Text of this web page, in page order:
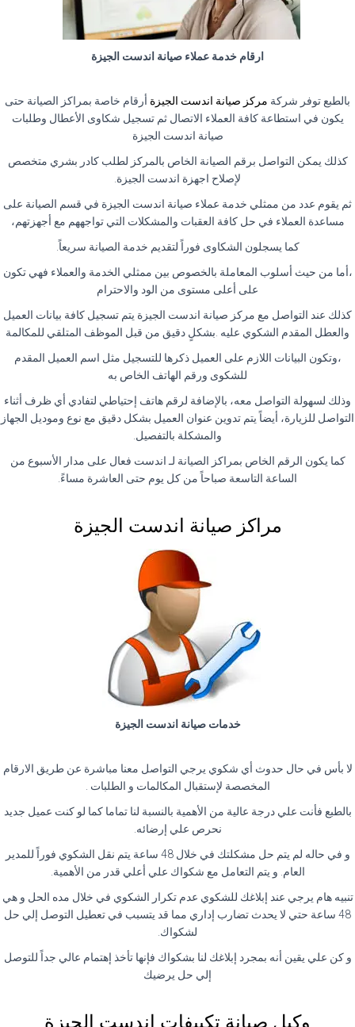
ارقام خدمة عملاء صيانة اندست الجيزة
بالطبع توفر شركة مركز صيانة اندست الجيزة أرقام خاصة بمراكز الصيانة حتى
يكون في استطاعة كافة العملاء الاتصال ثم تسجيل شكاوى الأعطال وطلبات
صيانة اندست الجيزة
كذلك يمكن التواصل برقم الصيانة الخاص بالمركز لطلب كادر بشري متخصص
لإصلاح اجهزة اندست الجيزة.
ثم يقوم عدد من ممثلي خدمة عملاء صيانة اندست الجيزة في قسم الصيانة على
مساعدة العملاء في حل كافة العقبات والمشكلات التي تواجههم مع أجهزتهم،
كما يسجلون الشكاوى فوراً لتقديم خدمة الصيانة سريعاً.
،أما من حيث أسلوب المعاملة بالخصوص بين ممثلي الخدمة والعملاء فهي تكون
على أعلى مستوى من الود والاحترام
كذلك عند التواصل مع مركز صيانة اندست الجيزة يتم تسجيل كافة بيانات العميل
والعطل المقدم الشكوي عليه .بشكلٍ دقيق من قبل الموظف المتلقي للمكالمة
،وتكون البيانات اللازم على العميل ذكرها للتسجيل مثل اسم العميل المقدم
للشكوى ورقم الهاتف الخاص به
وذلك لسهولة التواصل معه، بالإضافة لرقم هاتف إحتياطي لتفادي أي ظرف أثناء
التواصل للزيارة، أيضاً يتم تدوين عنوان العميل بشكل دقيق مع نوع وموديل الجهاز
والمشكلة بالتفصيل.
كما يكون الرقم الخاص بمراكز الصيانة لـ اندست فعال على مدار الأسبوع من
الساعة التاسعة صباحاً من كل يوم حتى العاشرة مساءً.
مراكز صيانة اندست الجيزة
خدمات صيانة اندست الجيزة
لا بأس في حال حدوث أي شكوي يرجي التواصل معنا مباشرة عن طريق الارقام
المخصصة لإستقبال المكالمات و الطلبات .
بالطبع فأنت علي درجة عالية من الأهمية بالنسبة لنا تماما كما لو كنت عميل جديد
نحرص علي إرضائه.
و في حاله لم يتم حل مشكلتك في خلال 48 ساعة يتم نقل الشكوي فوراً للمدير
العام. و يتم التعامل مع شكواك علي أعلي قدر من الأهمية.
تنبيه هام يرجي عند إبلاغك للشكوي عدم تكرار الشكوي في خلال مده الحل و هي
48 ساعة حتي لا يحدث تضارب إداري مما قد يتسبب في تعطيل التوصل إلي حل
لشكواك.
و كن علي يقين أنه بمجرد إبلاغك لنا بشكواك فإنها تأخذ إهتمام عالي جداً للتوصل
إلي حل يرضيك
وكيل صيانة تكييفات اندست الجيزة